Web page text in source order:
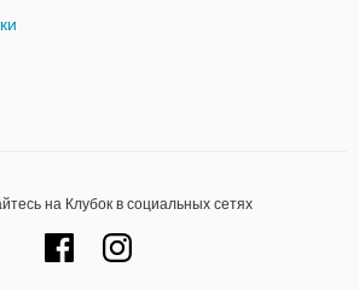
на Клубок в социальных сетях